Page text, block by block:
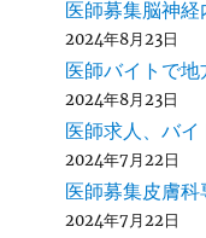
医師募集脳神
2024年8月23日
医師バイトで
2024年8月23日
医師求人、バ
2024年7月22日
医師募集皮膚
2024年7月22日